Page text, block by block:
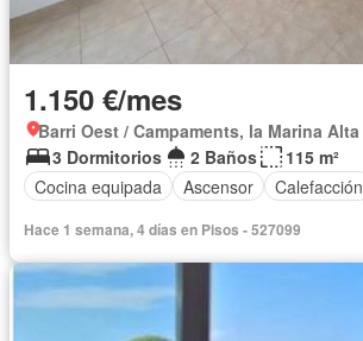
1.150 €/mes
Barri Oest / Campaments, la Marina Alta
3 Dormitorios
2 Baños
115 m²
Cocina equipada
Ascensor Calefacción
Hace 1 semana, 4 días en Pisos - 527099